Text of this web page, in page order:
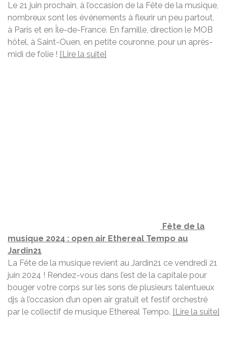
Le 21 juin prochain, à l’occasion de la Fête de la musique,
nombreux sont les événements à fleurir un peu partout,
à Paris et en Île-de-France. En famille, direction le MOB
hôtel, à Saint-Ouen, en petite couronne, pour un après-
midi de folie ! [Lire la suite]
Fête de la
musique 2024 : open air Ethereal Tempo au
Jardin21
La Fête de la musique revient au Jardin21 ce vendredi 21
juin 2024 ! Rendez-vous dans l’est de la capitale pour
bouger votre corps sur les sons de plusieurs talentueux
djs à l’occasion d’un open air gratuit et festif orchestré
par le collectif de musique Ethereal Tempo. [Lire la suite]